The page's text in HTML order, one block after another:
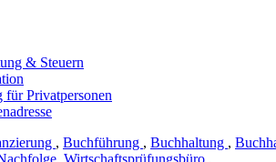
& Steuern
für Privatpersonen
, Buchführung , Buchhaltung ,
, Wirtschaftsprüfungsbüro ,